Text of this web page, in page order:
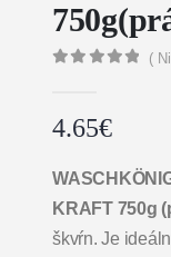
(
4.65€
KRAFT 750g
škvŕn. Je